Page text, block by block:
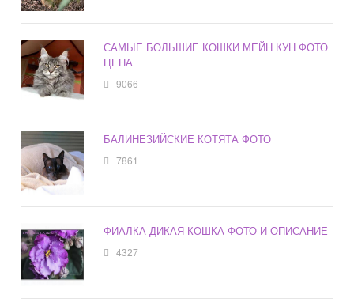
САМЫЕ БОЛЬШИЕ КОШКИ МЕЙН КУН ФОТО
ЦЕНА
9066
БАЛИНЕЗИЙСКИЕ КОТЯТА ФОТО
7861
ФИАЛКА ДИКАЯ КОШКА ФОТО И ОПИСАНИЕ
4327